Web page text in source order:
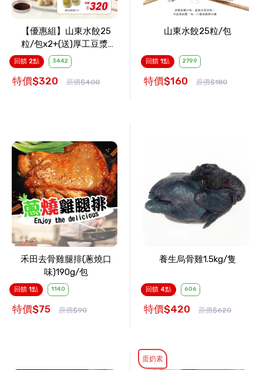
【優惠組】山東水餃25
粒/包x2+(送)厚工豆漿1
瓶
回饋 2點 3442
特價$320 原價$400
山東水餃25粒/包
回饋 1點 2799
特價$160 原價$180
禾田去骨雞腿排(蔥燒口
味)190g/包
回饋 1點 1140
特價$75 原價$90
養生烏骨雞1.5kg/隻
回饋 4點 606
特價$420 原價$620
蛋奶素